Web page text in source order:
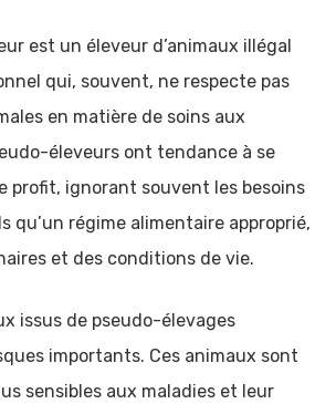
est un éleveur d’animaux illégal
qui, souvent, ne respecte pas
en matière de soins aux
éleveurs ont tendance à se
profit, ignorant souvent les besoins
qu’un régime alimentaire approprié,
et des conditions de vie.
issus de pseudo-élevages
importants. Ces animaux sont
sensibles aux maladies et leur